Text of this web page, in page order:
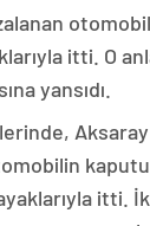
itti. O
yansıdı.
Aksaray
itti.